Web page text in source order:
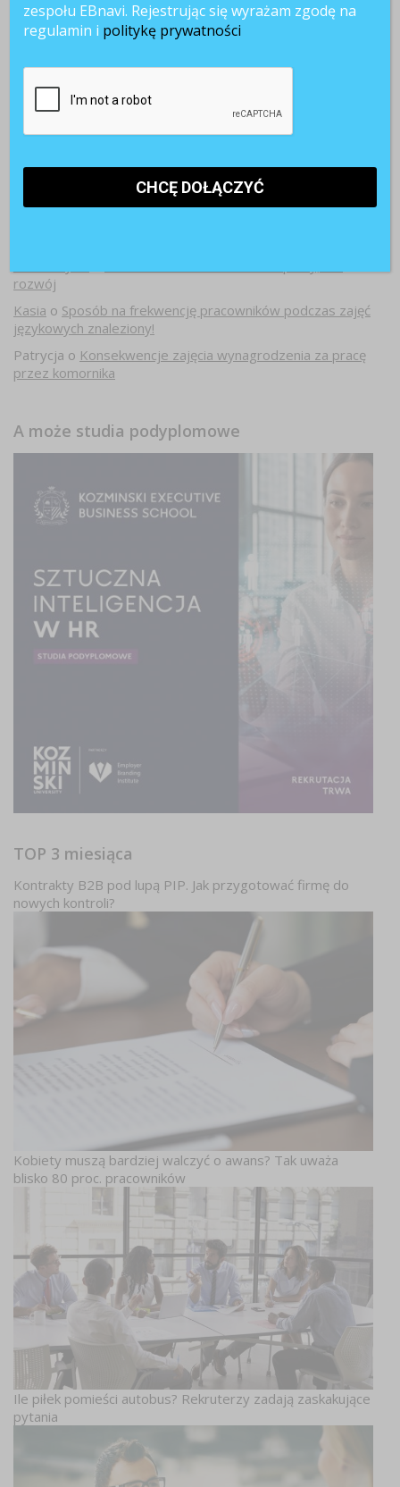
rozwój
Kasia o Sposób na frekwencję pracowników podczas zajęć
językowych znaleziony!
Patrycja o Konsekwencje zajęcia wynagrodzenia za pracę
przez komornika
A może studia podyplomowe
TOP 3 miesiąca
Kontrakty B2B pod lupą PIP. Jak przygotować firmę do
nowych kontroli?
Kobiety muszą bardziej walczyć o awans? Tak uważa
blisko 80 proc. pracowników
Ile piłek pomieści autobus? Rekruterzy zadają zaskakujące
pytania
zespołu EBnavi. Rejestrując się wyrażam zgodę na
regulamin i politykę prywatności